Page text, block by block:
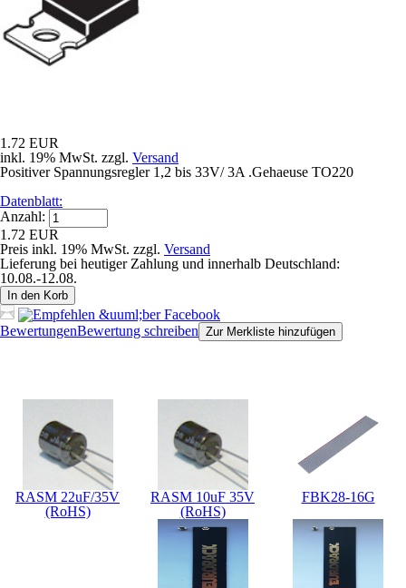
1.72 EUR
inkl. 19% MwSt. zzgl. Versand
Positiver Spannungsregler 1,2 bis 33V/ 3A .Gehaeuse TO220
Datenblatt:
Anzahl:
1.72 EUR
Preis inkl. 19% MwSt. zzgl. Versand
Lieferung bei heutiger Zahlung und innerhalb Deutschland:
10.08.-12.08.
In den Korb
BewertungenBewertung schreiben Zur Merkliste hinzufügen
RASM 22uF/35V
(RoHS)
RASM 10uF 35V
(RoHS)
FBK28-16G